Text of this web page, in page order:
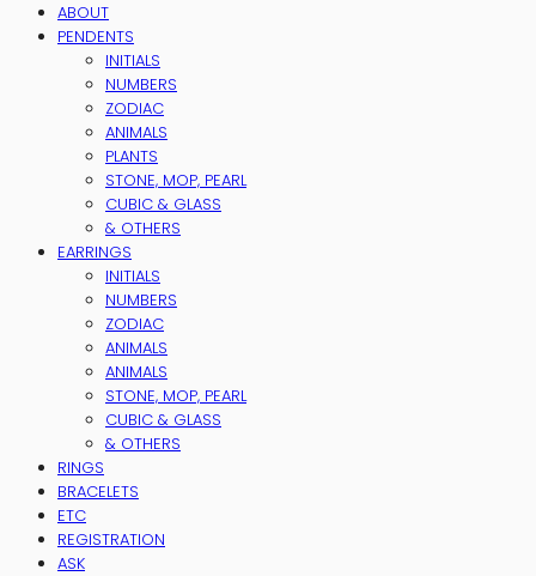
ABOUT
PENDENTS
INITIALS
NUMBERS
ZODIAC
ANIMALS
PLANTS
STONE, MOP, PEARL
CUBIC & GLASS
& OTHERS
EARRINGS
INITIALS
NUMBERS
ZODIAC
ANIMALS
ANIMALS
STONE, MOP, PEARL
CUBIC & GLASS
& OTHERS
RINGS
BRACELETS
ETC
REGISTRATION
ASK